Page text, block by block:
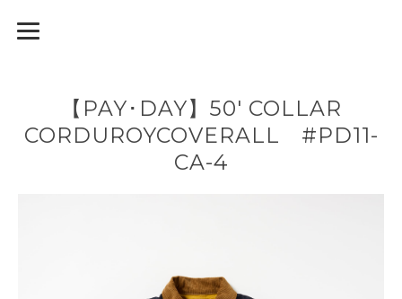
【PAY･DAY】50' COLLAR
CORDUROYCOVERALL #PD11-
CA-4